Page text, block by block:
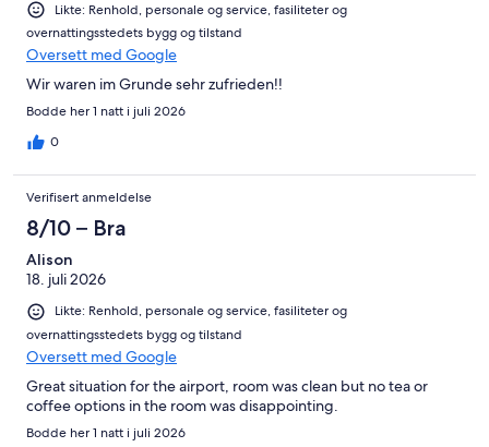
Likte: Renhold, personale og service, fasiliteter og
overnattingsstedets bygg og tilstand
Oversett med Google
Wir waren im Grunde sehr zufrieden!!
Bodde her 1 natt i juli 2026
0
Verifisert anmeldelse
8/10 – Bra
Alison
18. juli 2026
Likte: Renhold, personale og service, fasiliteter og
overnattingsstedets bygg og tilstand
Oversett med Google
Great situation for the airport, room was clean but no tea or
coffee options in the room was disappointing.
Bodde her 1 natt i juli 2026